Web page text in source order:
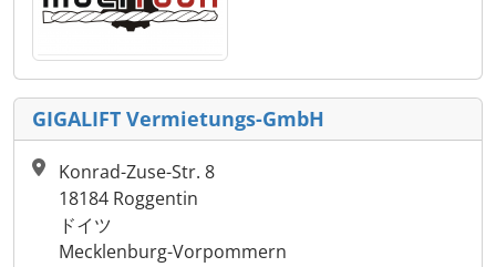
GIGALIFT Vermietungs-GmbH
Konrad-Zuse-Str. 8
18184 Roggentin
ドイツ
Mecklenburg-Vorpommern